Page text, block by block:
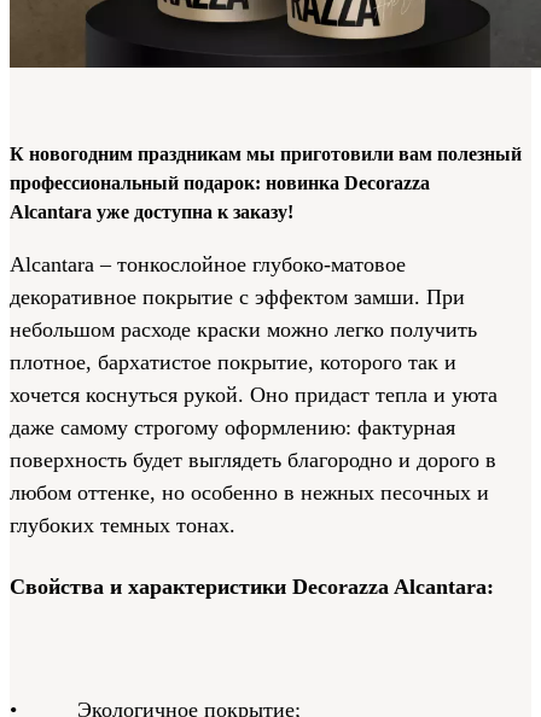
К новогодним праздникам мы приготовили вам полезный
профессиональный подарок: новинка Decorazza
Alcantara уже доступна к заказу!
Alcantara – тонкослойное глубоко-матовое
декоративное покрытие с эффектом замши. При
небольшом расходе краски можно легко получить
плотное, бархатистое покрытие, которого так и
хочется коснуться рукой. Оно придаст тепла и уюта
даже самому строгому оформлению: фактурная
поверхность будет выглядеть благородно и дорого в
любом оттенке, но особенно в нежных песочных и
глубоких темных тонах.
Свойства и характеристики Decorazza Alcantara:
• Экологичное покрытие;